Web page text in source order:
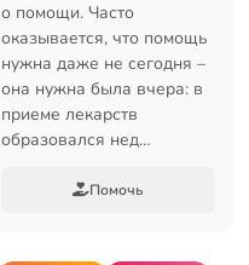
о помощи. Часто
оказывается, что помощь
нужна даже не сегодня –
она нужна была вчера: в
приеме лекарств
образовался нед…
Помочь